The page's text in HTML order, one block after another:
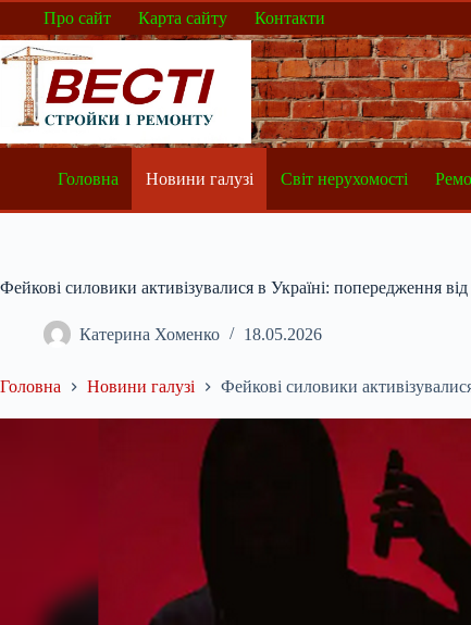
Перейти
вмісту
Про сайт Карта сайту Контакти
Головна Новини галузі Світ нерухомості
Фейкові силовики активізувалися в Україні: попередження
Катерина Хоменко 18.05.2026
Головна Новини галузі Фейкові силовики